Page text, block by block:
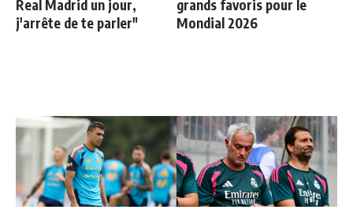
Real Madrid un jour,
j'arrête de te parler"
grands favoris pour le
Mondial 2026